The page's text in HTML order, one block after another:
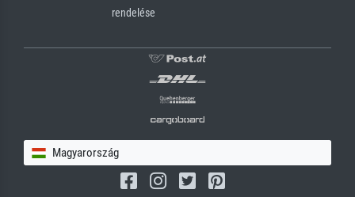
rendelése
Magyarország